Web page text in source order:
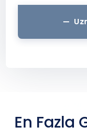
En Fazla